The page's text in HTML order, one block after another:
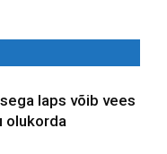
laps võib vees
olukorda